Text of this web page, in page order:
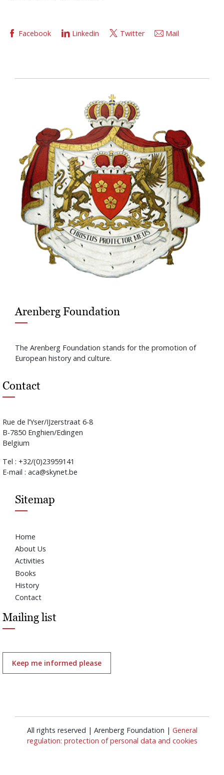
Facebook Linkedin Twitter Mail
Arenberg Foundation
The Arenberg Foundation stands for the promotion of
European history and culture.
Contact
Rue de l’Yser/IJzerstraat 6-8
B-7850 Enghien/Edingen
Belgium
Tel : +32/(0)23959141
E-mail : aca@skynet.be
Sitemap
Home
About Us
Activities
Books
History
Contact
Mailing list
Keep me informed please
All rights reserved | Arenberg Foundation | General
regulation: protection of personal data and cookies